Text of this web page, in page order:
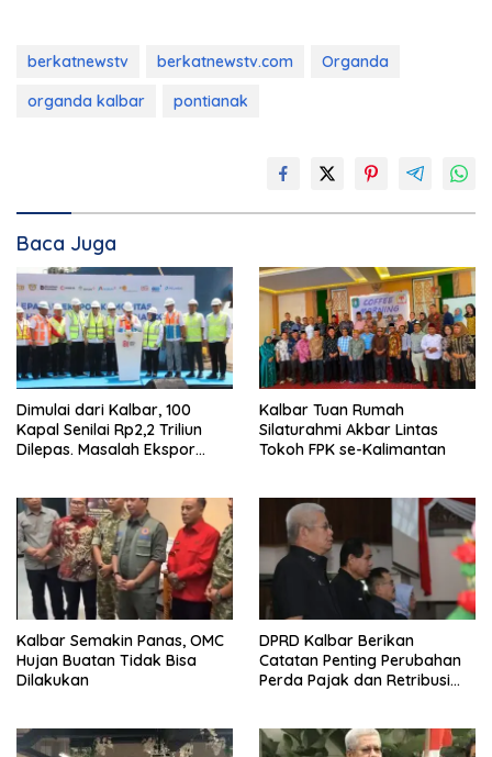
berkatnewstv berkatnewstv.com
Organda
organda kalbar
pontianak
Baca Juga
Dimulai dari Kalbar, 100
Kapal Senilai Rp2,2 Triliun
Dilepas. Masalah Ekspor
Kalbar Tuan Rumah
Silaturahmi Akbar Lintas
Tokoh FPK se-Kalimantan
Kalbar Semakin Panas, OMC
Hujan Buatan Tidak Bisa
Dilakukan
DPRD Kalbar Berikan
Catatan Penting Perubahan
Perda Pajak dan Retribusi